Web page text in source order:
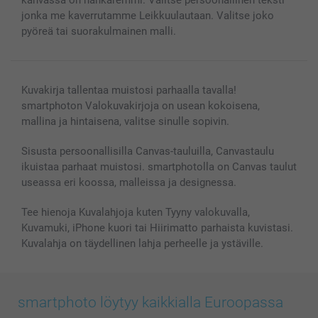
Kuvakalenterit & Päivyrit
Valokuvakehykset & Lisätarvikkeet
Investor Relations
Tilausten tila
jonka me kaverrutamme Leikkuulautaan. Valitse joko
pyöreä tai suorakulmainen malli.
Kuvakirja tallentaa muistosi parhaalla tavalla!
smartphoton Valokuvakirjoja on usean kokoisena,
mallina ja hintaisena, valitse sinulle sopivin.
Sisusta persoonallisilla Canvas-tauluilla, Canvastaulu
ikuistaa parhaat muistosi. smartphotolla on Canvas taulut
useassa eri koossa, malleissa ja designessa.
Tee hienoja Kuvalahjoja kuten Tyyny valokuvalla,
Kuvamuki, iPhone kuori tai Hiirimatto parhaista kuvistasi.
Kuvalahja on täydellinen lahja perheelle ja ystäville.
smartphoto löytyy kaikkialla Euroopassa